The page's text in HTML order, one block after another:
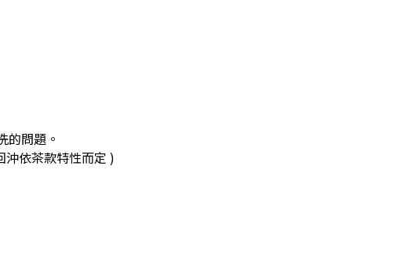
的問題。
沖依茶款特性而定 )